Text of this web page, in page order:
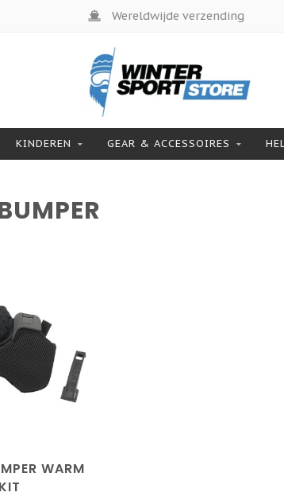
Wereldwijde verzending
KINDEREN GEAR & ACCESSOIRES
WARM
KIT